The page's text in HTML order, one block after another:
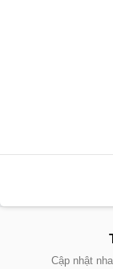
Cập nhật